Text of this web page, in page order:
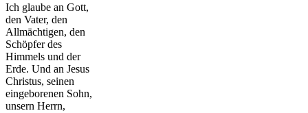
Ich glaube an Gott,
den Vater, den
Allmächtigen, den
Schöpfer des
Himmels und der
Erde. Und an Jesus
Christus, seinen
eingeborenen Sohn,
unsern Herrn,